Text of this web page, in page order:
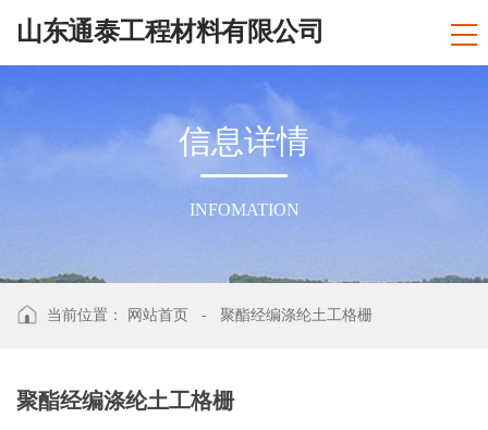
山东通泰工程材料有限公司
信息详情
INFOMATION
当前位置： 网站首页 - 聚酯经编涤纶土工格栅
聚酯经编涤纶土工格栅